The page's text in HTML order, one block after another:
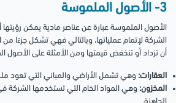
3- الأصول الملموسة
الأصول الملموسة عبارة عن عناصر مادية يمكن رؤيتها
الشركة لإتمام عملياتها، وبالتالي فهي تشكل جزءًا من
أن تزداد أو تنخفض قيمتها ومن الأمثلة على الأصول
العقارات: وهي تشمل الأراضي والمباني التي تعود
المخزون: وهي المواد الخام التي تستخدمها الشركة في